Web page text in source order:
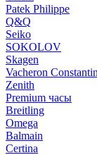
Patek Philippe
Q&Q
Seiko
SOKOLOV
Skagen
Vacheron Constantin
Zenith
Premium часы
Breitling
Omega
Balmain
Certina